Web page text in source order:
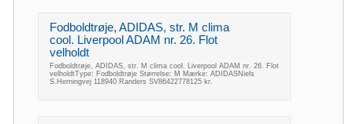
Fodboldtrøje, ADIDAS, str. M clima
cool. Liverpool ADAM nr. 26. Flot
velholdt
Fodboldtrøje, ADIDAS, str. M clima cool. Liverpool ADAM nr. 26. Flot
velholdtType: Fodboldtrøje Størrelse: M Mærke: ADIDASNiels
S.Herningvej 118940 Randers SV86422778125 kr.